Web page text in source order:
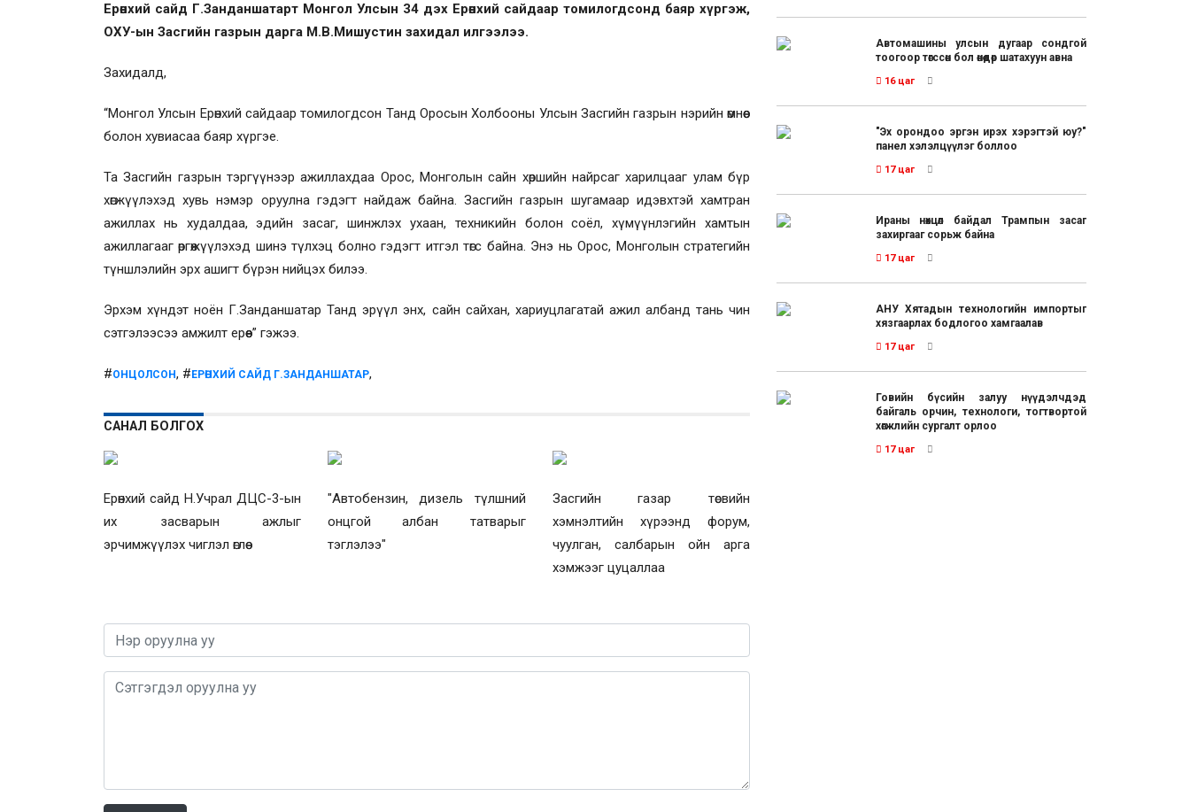
Ерөнхий сайд Г.Занданшатарт Монгол Улсын 34 дэх Ерөнхий сайдаар томилогдсонд баяр хүргэж,
ОХУ-ын Засгийн газрын дарга М.В.Мишустин захидал илгээлээ.
Захидалд,
“Монгол Улсын Ерөнхий сайдаар томилогдсон Танд Оросын Холбооны Улсын Засгийн газрын нэрийн өмнөөс
болон хувиасаа баяр хүргэе.
Та Засгийн газрын тэргүүнээр ажиллахдаа Орос, Монголын сайн хөршийн найрсаг харилцааг улам бүр
хөгжүүлэхэд хувь нэмэр оруулна гэдэгт найдаж байна. Засгийн газрын шугамаар идэвхтэй хамтран
ажиллах нь худалдаа, эдийн засаг, шинжлэх ухаан, техникийн болон соёл, хүмүүнлэгийн хамтын
ажиллагааг өргөжүүлэхэд шинэ түлхэц болно гэдэгт итгэл төгс байна. Энэ нь Орос, Монголын стратегийн
түншлэлийн эрх ашигт бүрэн нийцэх билээ.
Эрхэм хүндэт ноён Г.Занданшатар Танд эрүүл энх, сайн сайхан, хариуцлагатай ажил албанд тань чин
сэтгэлээсээ амжилт ерөөе” гэжээ.
#ОНЦОЛСОН, # ЕРӨНХИЙ САЙД Г.ЗАНДАНШАТАР,
САНАЛ БОЛГОХ
Ерөнхий сайд Н.Учрал ДЦС-3-ын
их засварын ажлыг
эрчимжүүлэх чиглэл өглөө
"Автобензин, дизель түлшний
онцгой албан татварыг
тэглэлээ"
Засгийн газар төсвийн
хэмнэлтийн хүрээнд форум,
чуулган, салбарын ойн арга
хэмжээг цуцаллаа
Автомашины улсын дугаар сондгой
тоогоор төгссөн бол өнөөдөр шатахуун авна
16 цаг
"Эх орондоо эргэн ирэх хэрэгтэй юу?"
панел хэлэлцүүлэг боллоо
17 цаг
Ираны нөхцөл байдал Трампын засаг
захиргааг сорьж байна
17 цаг
АНУ Хятадын технологийн импортыг
хязгаарлах бодлогоо хамгаалав
17 цаг
Говийн бүсийн залуу нүүдэлчдэд
байгаль орчин, технологи, тогтвортой
хөгжлийн сургалт орлоо
17 цаг